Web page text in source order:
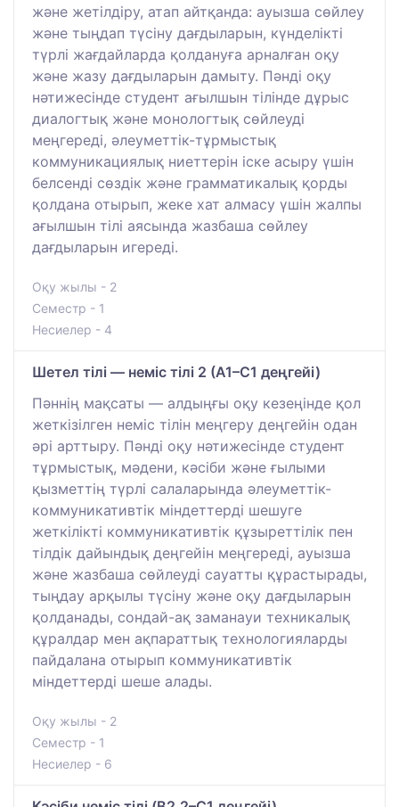
және жетілдіру, атап айтқанда: ауызша сөйлеу
және тыңдап түсіну дағдыларын, күнделікті
түрлі жағдайларда қолдануға арналған оқу
және жазу дағдыларын дамыту. Пәнді оқу
нәтижесінде студент ағылшын тілінде дұрыс
диалогтық және монологтық сөйлеуді
меңгереді, әлеуметтік-тұрмыстық
коммуникациялық ниеттерін іске асыру үшін
белсенді сөздік және грамматикалық қорды
қолдана отырып, жеке хат алмасу үшін жалпы
ағылшын тілі аясында жазбаша сөйлеу
дағдыларын игереді.
Оқу жылы - 2
Семестр - 1
Несиелер - 4
Шетел тілі — неміс тілі 2 (A1–C1 деңгейі)
Пәннің мақсаты — алдыңғы оқу кезеңінде қол
жеткізілген неміс тілін меңгеру деңгейін одан
әрі арттыру. Пәнді оқу нәтижесінде студент
тұрмыстық, мәдени, кәсіби және ғылыми
қызметтің түрлі салаларында әлеуметтік-
коммуникативтік міндеттерді шешуге
жеткілікті коммуникативтік құзыреттілік пен
тілдік дайындық деңгейін меңгереді, ауызша
және жазбаша сөйлеуді сауатты құрастырады,
тыңдау арқылы түсіну және оқу дағдыларын
қолданады, сондай-ақ заманауи техникалық
құралдар мен ақпараттық технологияларды
пайдалана отырып коммуникативтік
міндеттерді шеше алады.
Оқу жылы - 2
Семестр - 1
Несиелер - 6